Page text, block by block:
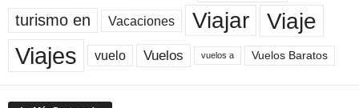
turismo en Vacaciones Viajar Viaje
Viajes vuelo Vuelos vuelos a Vuelos Baratos